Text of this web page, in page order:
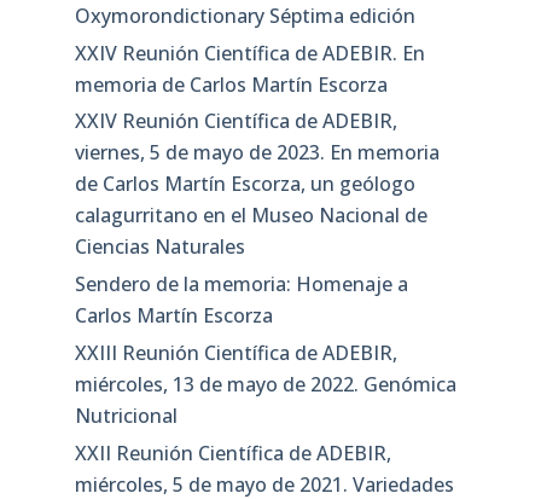
Oxymorondictionary Séptima edición
XXIV Reunión Científica de ADEBIR. En
memoria de Carlos Martín Escorza
XXIV Reunión Científica de ADEBIR,
viernes, 5 de mayo de 2023. En memoria
de Carlos Martín Escorza, un geólogo
calagurritano en el Museo Nacional de
Ciencias Naturales
Sendero de la memoria: Homenaje a
Carlos Martín Escorza
XXIII Reunión Científica de ADEBIR,
miércoles, 13 de mayo de 2022. Genómica
Nutricional
XXII Reunión Científica de ADEBIR,
miércoles, 5 de mayo de 2021. Variedades